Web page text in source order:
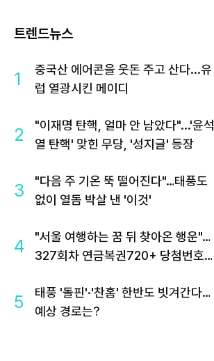
트렌드뉴스
1
중국산 에어콘을 웃돈 주고 산다...유
럽 열광시킨 메이디
2
"이재명 탄핵, 얼마 안 남았다"...'윤석
열 탄핵' 맞힌 무당, '성지글' 등장
3
"다음 주 기온 뚝 떨어진다"…태풍도
없이 열돔 박살 낸 '이것'
4
"서울 여행하는 꿈 뒤 찾아온 행운"…
327회차 연금복권720+ 당첨번호조
5
태풍 '돌핀'·'찬홈' 한반도 빗겨간다…
예상 경로는?